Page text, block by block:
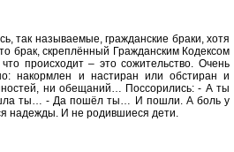
так называемые, гражданские браки, хотя
брак, скреплённый Гражданским Кодексом
происходит – это сожительство. Очень
накормлен и настиран или обстиран и
ни обещаний… Поссорились: - А ты
ты… - Да пошёл ты… И пошли. А боль у
надежды. И не родившиеся дети.